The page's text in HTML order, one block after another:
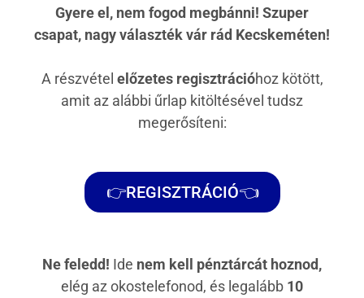
Gyere el, nem fogod megbánni! Szuper
csapat, nagy választék vár rád Kecskeméten!
A részvétel előzetes regisztrációhoz kötött,
amit az alábbi űrlap kitöltésével tudsz
megerősíteni:
👉REGISZTRÁCIÓ👈
Ne feledd! Ide nem kell pénztárcát hoznod,
elég az okostelefonod, és legalább 10